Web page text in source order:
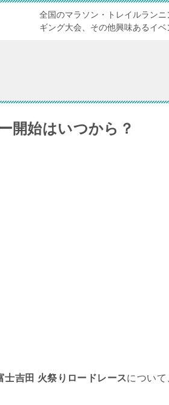
全国のマラソン・トレイルラン
ギング大会、その他興味あるイ
開始はいつから？
士吉田 火祭りロードレースについ